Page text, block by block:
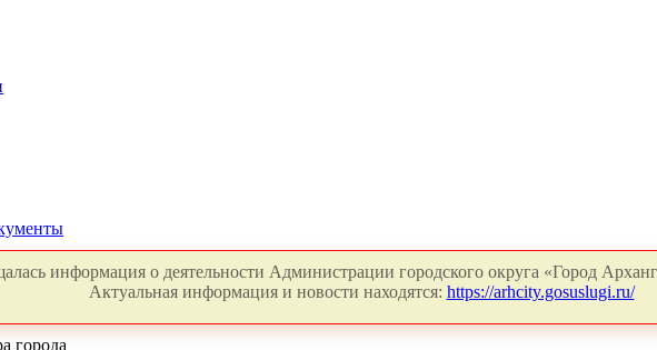
информация о деятельности Администрации городского округа «Город
Актуальная информация и новости находятся: https://arhcity.gosuslugi.ru/
города